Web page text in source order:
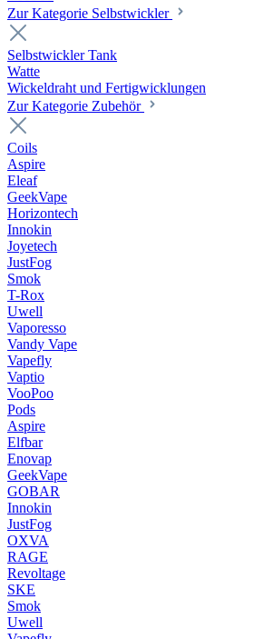
Zur Kategorie Selbstwickler
Selbstwickler Tank
Watte
Wickeldraht und Fertigwicklungen
Zur Kategorie Zubehör
Coils
Aspire
Eleaf
GeekVape
Horizontech
Innokin
Joyetech
JustFog
Smok
T-Rox
Uwell
Vaporesso
Vandy Vape
Vapefly
Vaptio
VooPoo
Pods
Aspire
Elfbar
Enovap
GeekVape
GOBAR
Innokin
JustFog
OXVA
RAGE
Revoltage
SKE
Smok
Uwell